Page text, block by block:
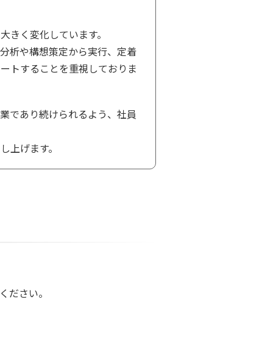
きく変化しています。
析や構想策定から実行、定着
トすることを重視しておりま
であり続けられるよう、社員
上げます。
ださい。